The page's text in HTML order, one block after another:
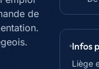
de
Infos
Liège